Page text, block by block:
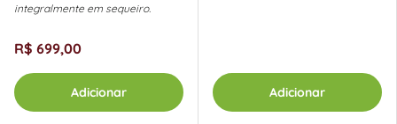
integralmente em sequeiro.
R$ 699,00
Adicionar Adicionar